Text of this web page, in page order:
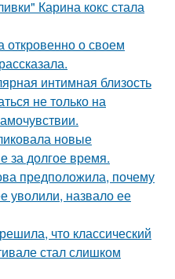
Карина кокс стала
откровенно о своем
интимная близость
не только на
новые
за долгое время.
предположила, почему
уволили, назвало ее
что классический
стал слишком